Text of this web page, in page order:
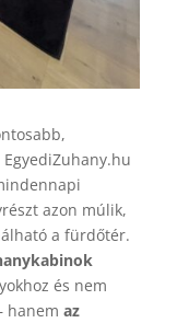
azon múlik,
a fürdőtér.
és nem
hanem az